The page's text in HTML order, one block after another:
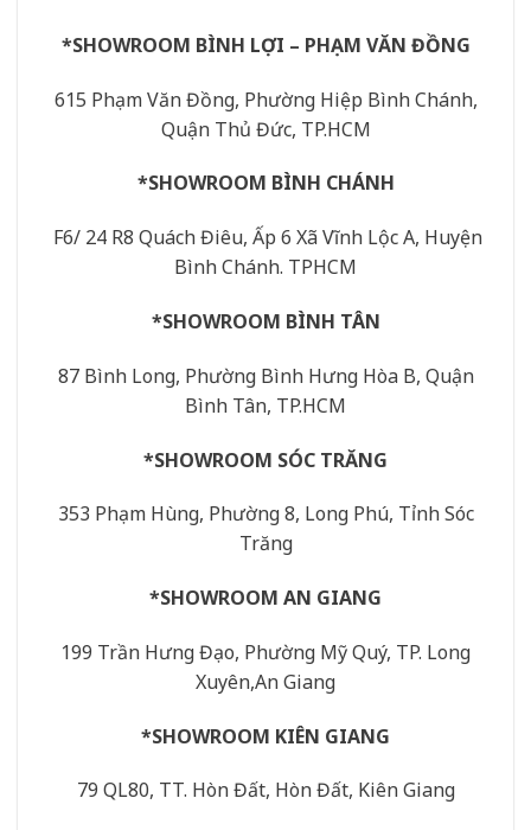
*SHOWROOM BÌNH LỢI – PHẠM VĂN ĐỒNG
615 Phạm Văn Đồng, Phường Hiệp Bình Chánh,
Quận Thủ Đức, TP.HCM
*SHOWROOM BÌNH CHÁNH
F6/ 24 R8 Quách Điêu, Ấp 6 Xã Vĩnh Lộc A, Huyện
Bình Chánh. TPHCM
*SHOWROOM BÌNH TÂN
87 Bình Long, Phường Bình Hưng Hòa B, Quận
Bình Tân, TP.HCM
*SHOWROOM SÓC TRĂNG
353 Phạm Hùng, Phường 8, Long Phú, Tỉnh Sóc
Trăng
*SHOWROOM AN GIANG
199 Trần Hưng Đạo, Phường Mỹ Quý, TP. Long
Xuyên,An Giang
*SHOWROOM KIÊN GIANG
79 QL80, TT. Hòn Đất, Hòn Đất, Kiên Giang